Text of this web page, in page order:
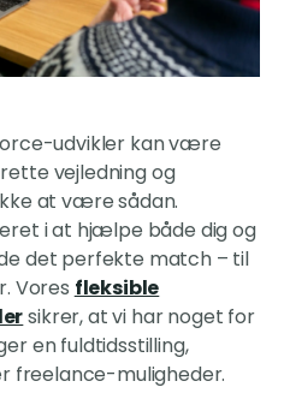
udvikler kan være
vejledning og
at være sådan.
i at hjælpe både dig og
det perfekte match – til
Vores fleksible
sikrer, at vi har noget for
en fuldtidsstilling,
freelance-muligheder.